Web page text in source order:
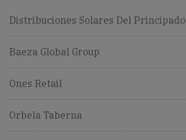
Distribuciones Solares Del Principado
Baeza Global Group
Ones Retail
Orbela Taberna